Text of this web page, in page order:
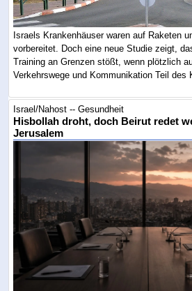
Israels Krankenhäuser waren auf Raketen
vorbereitet. Doch eine neue Studie zeigt,
Training an Grenzen stößt, wenn plötzlich
Verkehrswege und Kommunikation Teil des
Israel/Nahost -- Gesundheit
Hisbollah droht, doch Beirut redet
Jerusalem